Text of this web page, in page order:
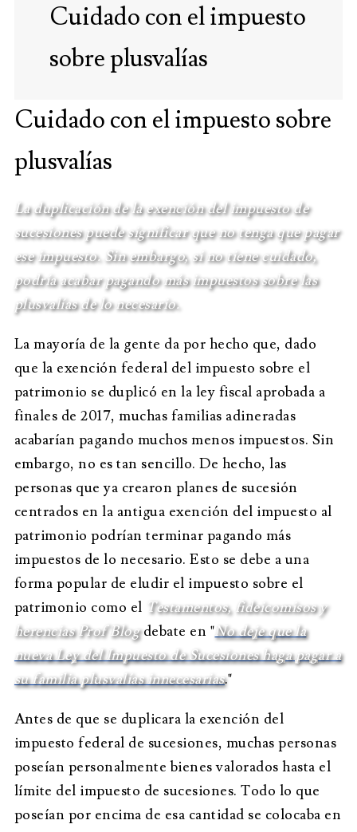
Cuidado con el impuesto
sobre plusvalías
Cuidado con el impuesto sobre
plusvalías
La duplicación de la exención del impuesto de
sucesiones puede significar que no tenga que pagar
ese impuesto. Sin embargo, si no tiene cuidado,
podría acabar pagando más impuestos sobre las
plusvalías de lo necesario.
La mayoría de la gente da por hecho que, dado
que la exención federal del impuesto sobre el
patrimonio se duplicó en la ley fiscal aprobada a
finales de 2017, muchas familias adineradas
acabarían pagando muchos menos impuestos. Sin
embargo, no es tan sencillo. De hecho, las
personas que ya crearon planes de sucesión
centrados en la antigua exención del impuesto al
patrimonio podrían terminar pagando más
impuestos de lo necesario. Esto se debe a una
forma popular de eludir el impuesto sobre el
patrimonio como el Testamentos, fideicomisos y
herencias Prof Blog debate en "No deje que la
nueva Ley del Impuesto de Sucesiones haga pagar a
su familia plusvalías innecesarias."
Antes de que se duplicara la exención del
impuesto federal de sucesiones, muchas personas
poseían personalmente bienes valorados hasta el
límite del impuesto de sucesiones. Todo lo que
poseían por encima de esa cantidad se colocaba en